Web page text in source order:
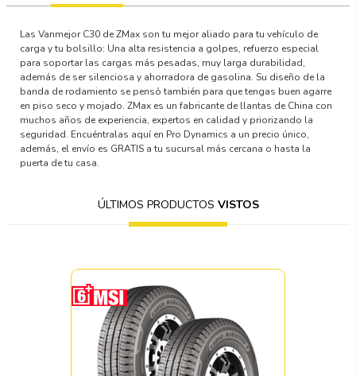
Las Vanmejor C30 de ZMax son tu mejor aliado para tu vehículo de
carga y tu bolsillo: Una alta resistencia a golpes, refuerzo especial
para soportar las cargas más pesadas, muy larga durabilidad,
además de ser silenciosa y ahorradora de gasolina. Su diseño de la
banda de rodamiento se pensó también para que tengas buen agarre
en piso seco y mojado. ZMax es un fabricante de llantas de China con
muchos años de experiencia, expertos en calidad y priorizando la
seguridad. Encuéntralas aquí en Pro Dynamics a un precio único,
además, el envío es GRATIS a tu sucursal más cercana o hasta la
puerta de tu casa.
ÚLTIMOS PRODUCTOS VISTOS